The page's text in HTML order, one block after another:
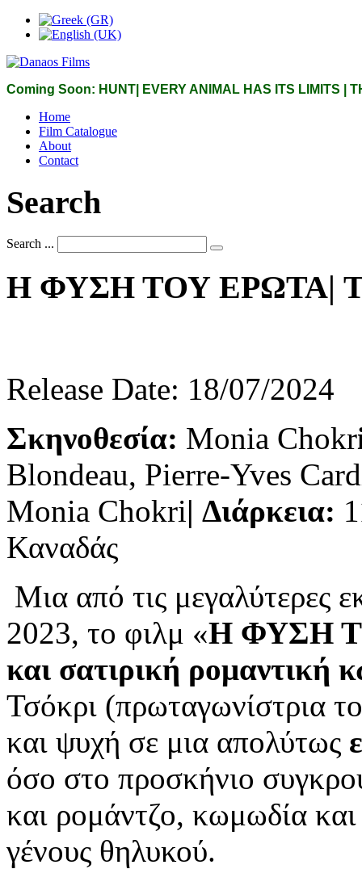
Coming Soon: HUNT| EVERY ANIMAL HAS ITS LIMITS |
Home
Film Catalogue
About
Contact
Search
Search ...
Η ΦΥΣΗ ΤΟΥ ΕΡΩΤΑ|
Release Date: 18/07/2024
Σκηνοθεσία: Monia Chokr
Blondeau, Pierre-Yves
Monia Chokri| Διάρκεια:
Καναδάς
Μια από τις μεγαλύτερες
2023, το φιλμ «Η ΦΥΣΗ
και σατιρική ρομαντική
Τσόκρι (πρωταγωνίστρια
και ψυχή σε μια απολύτως
όσο στο προσκήνιο
και ρομάντζο, κωμωδία
γένους θηλυκού.